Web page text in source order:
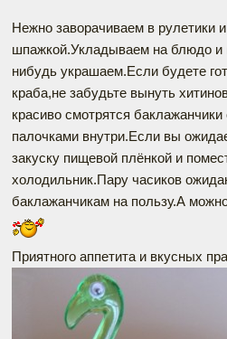
Нежно заворачиваем в рулетики
шпажкой.Укладываем на блюдо
нибудь украшаем.Если будете
краба,не забудьте вынуть
красиво смотрятся
палочками внутри.Если вы
закуску пищевой плёнкой и
холодильник.Пару часиков
баклажанчикам на пользу.А
Приятного аппетита и вкусных